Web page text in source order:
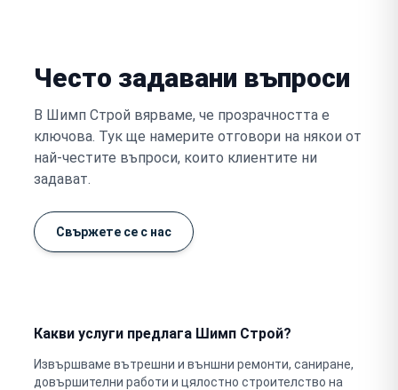
Често задавани въпроси
В Шимп Строй вярваме, че прозрачността е
ключова. Тук ще намерите отговори на някои от
най-честите въпроси, които клиентите ни
задават.
Свържете се с нас
Какви услуги предлага Шимп Строй?
Извършваме вътрешни и външни ремонти, саниране,
довършителни работи и цялостно строителство на